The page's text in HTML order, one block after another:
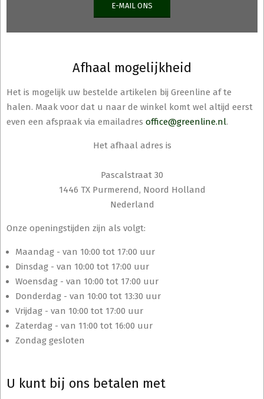
E-MAIL ONS
Afhaal mogelijkheid
Het is mogelijk uw bestelde artikelen bij Greenline af te
halen. Maak voor dat u naar de winkel komt wel altijd eerst
even een afspraak via emailadres office@greenline.nl.
Het afhaal adres is
Pascalstraat 30
1446 TX Purmerend, Noord Holland
Nederland
Onze openingstijden zijn als volgt:
Maandag - van 10:00 tot 17:00 uur
Dinsdag - van 10:00 tot 17:00 uur
Woensdag - van 10:00 tot 17:00 uur
Donderdag - van 10:00 tot 13:30 uur
Vrijdag - van 10:00 tot 17:00 uur
Zaterdag - van 11:00 tot 16:00 uur
Zondag gesloten
U kunt bij ons betalen met